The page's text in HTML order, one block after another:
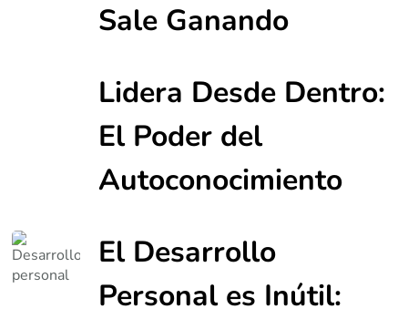
Sale Ganando
Lidera Desde Dentro:
El Poder del
Autoconocimiento
El Desarrollo
Personal es Inútil: